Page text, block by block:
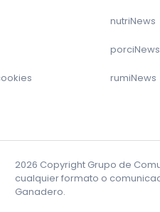
para Navidad
nutriNews
porciNews
rumiNews
2026 Copyright Grupo de
cualquier formato o
Ganadero.